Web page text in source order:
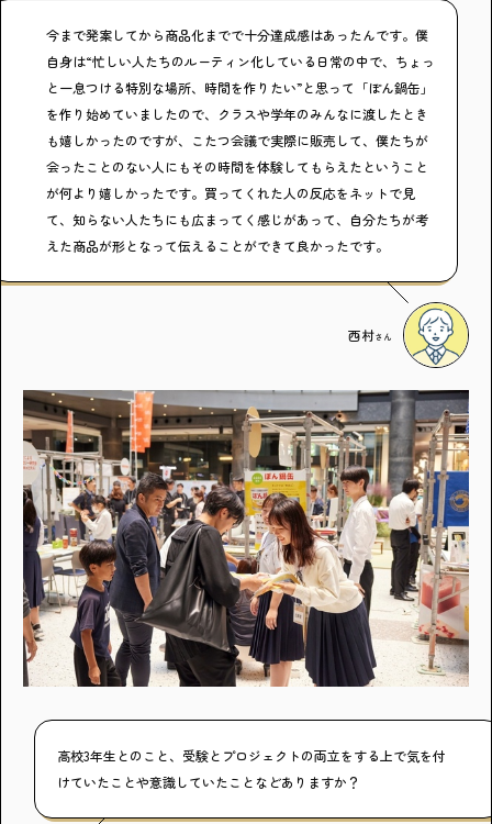
今まで発案してから商品化までで十分達成感はあったんです。僕
自身は“忙しい人たちのルーティン化している日常の中で、ちょっ
と一息つける特別な場所、時間を作りたい”と思って「ぽん鍋缶」
を作り始めていましたので、クラスや学年のみんなに渡したとき
も嬉しかったのですが、こたつ会議で実際に販売して、僕たちが
会ったことのない人にもその時間を体験してもらえたということ
が何より嬉しかったです。買ってくれた人の反応をネットで見
て、知らない人たちにも広まってく感じがあって、自分たちが考
えた商品が形となって伝えることができて良かったです。
西村さん
高校3年生とのこと、受験とプロジェクトの両立をする上で気を付
けていたことや意識していたことなどありますか？